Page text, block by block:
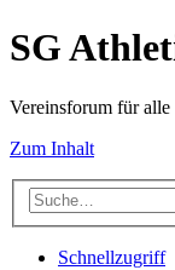
SG
Vereinsforum für alle
Zum Inhalt
Schnellzugriff